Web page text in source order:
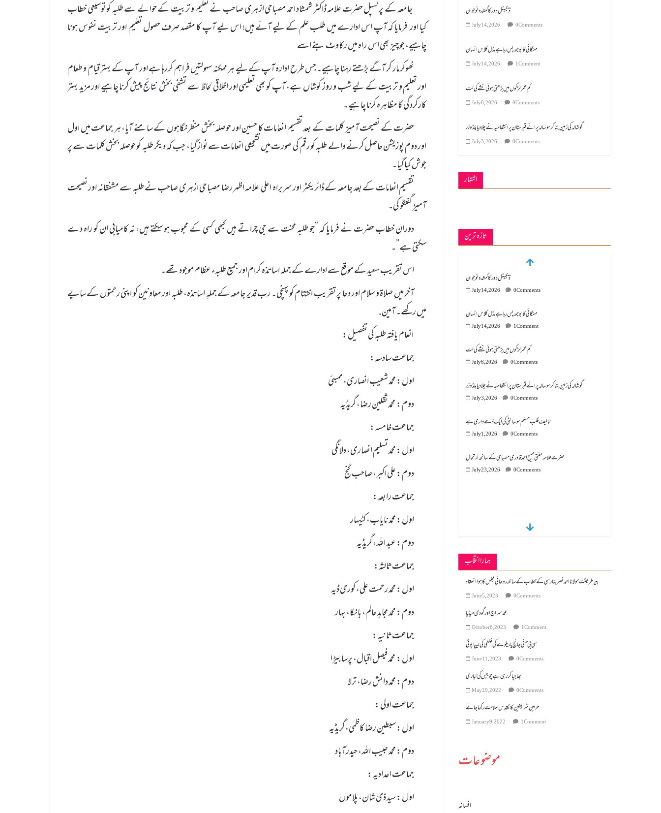
جامعہ کے پرنسپل حضرت علامہ ڈاکٹر شمشاد احمد مصباحی ازہری صاحب نے تعلیم و تربیت کے حوالے سے طلبہ کو توسیعی خطاب
کیا اور فرمایا کہ آپ اس ادارے میں طلب علم کے لیے آئے ہیں؛ اس لیے آپ کا مقصد صرف حصول تعلیم اور تربیت نفوس ہونا
چاہیے، جو چیز بھی اس راہ میں رکاوٹ بنے اسے
ٹھوکر مار کر آگے بڑھتے رہنا چاہیے۔ جس طرح ادارہ آپ کے لیے ہر ممکنہ سہولتیں فراہم کررہا ہے اور آپ کے بہتر قیام و طعام
اور تعلیم و تربیت کے لیے شب و روز کوشاں ہے، آپ کو بھی تعلیمی اور اخلاقی لحاظ سے تشفی بخش نتائج پیش کرنا چاہیے اور مزید بہتر
کارکردگی کا مظاہرہ کرنا چاہیے۔
حضرت کے نصیحت آمیز کلمات کے بعد تقسیم انعامات کا حسین اور حوصلہ بخش منظر نگاہوں کے سامنے آیا، ہر جماعت میں اول
اور دوم پوزیشن حاصل کرنے والے طلبہ کو رقم کی صورت میں تشجیعی انعامات سے نواز گیا، جب کہ دیگر طلبہ کو حوصلہ بخش کلمات سے پر
جوش کیا گیا۔
تقسیم انعامات کے بعد جامعہ کے ڈائریکٹر اور سربراہ اعلی علامہ اظہر رضا مصباحی ازہری صاحب نے طلبہ سے مشفقانہ اور نصیحت
آمیز گفتگو کی۔
دوران خطاب حضرت نے فرمایا کہ “جو طلبہ محنت سے جی چراتے ہیں کبھی کسی کے محبوب ہو سکتے ہیں، نہ کامیابی ان کو راہ دے
سکتی ہے”۔
اس تقریب سعید کے موقع سے ادارے کے جملہ اساتذہ کرام اور جمیع طلبہء عظام موجود تھے۔
آخر میں صلاۃ و سلام اور دعا پر تقریب اختتام کو پہنچی۔ رب قدیر جامعہ کے جملہِ اساتذہ، طلبہ اور معاونین کو اپنی رحمتوں کے سایے
میں رکھے۔ آمین.
انعام یافتہ طلبہ کی تفصیل :
جماعت سادسہ:
اول : محمد شعیب انصاری، ممبئی
دوم : محمد ثقلین رضا، گریڈیہ
جماعت خامسہ :
اول : محمد تسلیم انصاری، دلانگی
دوم : علی اکبر، صاحب گنج
جماعت رابعہ:
اول : محمد نایاب، کٹیہار
دوم : عبد اللہ، گریڈیہ
جماعت ثالثہ:
اول : محمد رحمت علی، کوری ڈیہ
دوم : محمد مجاہد عالم، بانکا، بہار
جماعت ثانیہ :
اول : محمد فیصل اقبال، پرسابیڑا
دوم : محمد دانش رضا، ترلا
جماعت اولی :
اول : سبطین رضا کاظمی، گریڈیہ
دوم : محمد حبیب اللہ، حیدرآباد
جماعت اعدادیہ :
اول : سید ذی شان، پلاموں
ڈیجیٹل دور کا گمشدہ نوجوان
July 14, 2026 0 Comments
مہنگائی کا بوجھ پس رہا ہے مڈل کلاس انسان
July 14, 2026 1 Comment
کم عمر لڑکوں میں بڑھتی ہوئی نشے کی لت
July 8, 2026 0 Comments
گوشالہ کی زمین بتا کر سوسالہ پرانے قبرستان پر انتظامیہ نے چلا دیا بلڈوزر
July 3, 2026 0 Comments
اشتہار
تازہ ترین
ڈیجیٹل دور کا گمشدہ نوجوان
July 14, 2026 0 Comments
مہنگائی کا بوجھ پس رہا ہے مڈل کلاس انسان
July 14, 2026 1 Comment
کم عمر لڑکوں میں بڑھتی ہوئی نشے کی لت
July 8, 2026 0 Comments
گوشالہ کی زمین بتا کر سوسالہ پرانے قبرستان پر انتظامیہ نے چلا دیا بلڈوزر
July 3, 2026 0 Comments
تالیف قلب مسلم سوسائٹی کی ایک ذمے داری ہے
July 1, 2026 0 Comments
July 23, 2026 0 Comments
ہمارا انتخاب
پیر طریقت مولانا احمد نصر بنارسی کے خطاب کے ساتھ روحانی مجلس کا ہوا انعقاد
June 5, 2023 0 Comments
محمد سراج اور گودی میڈیا
October 6, 2023 1 Comment
سی بی آئی جانچ یا ریلوے کی غلطی کی لیپا پوتی
June 11, 2023 0 Comments
بھاجپا کر رہی ہے چوبیس کی تیاری
May 29, 2022 0 Comments
حرمین شریفین کا تقدس سلامت رکھا جائے
January 9, 2022 1 Comment
موضوعات
افسانہ